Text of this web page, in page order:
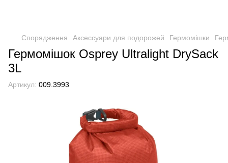
Спорядження Аксессуари для подорожей Гермомішки
Гермомішок Osprey Ultralight DrySack
3L
Артикул: 009.3993